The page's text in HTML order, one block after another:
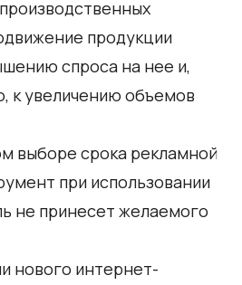
продукции
спроса на нее и,
к увеличению объемов
выборе срока рекламной
при использовании
не принесет желаемого
нового интернет-